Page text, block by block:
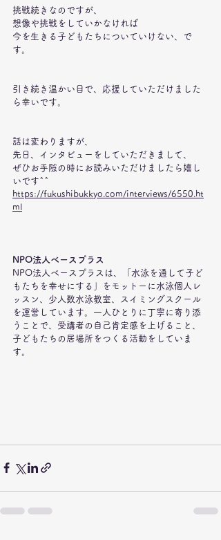
挑戦続きなのですが、
想像や挑戦をしていかなければ
今を生きる子どもたちについていけない、で
す。
引き続き温かい目で、応援していただけました
ら幸いです。
話は変わりますが、
先日、インタビューをしていただきまして、
ぜひお手隙の時にお読みいただけましたら嬉し
いです^^
https://fukushibukkyo.com/interviews/6550.ht
ml
NPO法人ベースプラス
NPO法人ベースプラスは、「水泳を通して子ど
もたちを幸せにする」をモットーに水泳個人レ
ッスン、少人数水泳教室、スイミングスクール
を運営しています。一人ひとりに丁寧に寄り添
うことで、受講者の自己肯定感を上げること、
子どもたちの居場所をつくる活動をしていま
す。